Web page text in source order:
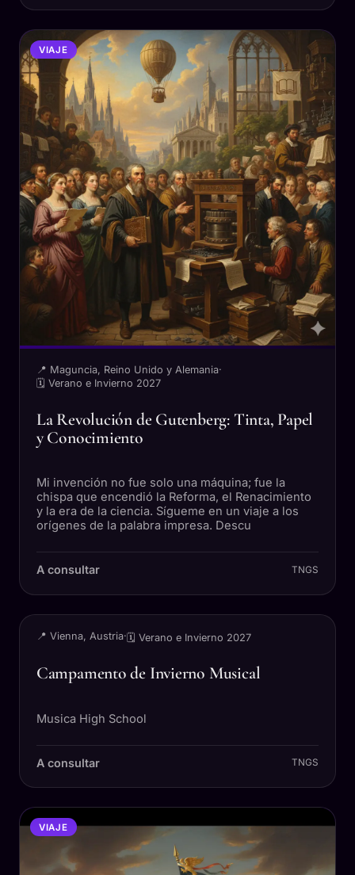
VIAJE
📍 Maguncia, Reino Unido y Alemania·
🗓 Verano e Invierno 2027
La Revolución de Gutenberg: Tinta, Papel
y Conocimiento
Mi invención no fue solo una máquina; fue la
chispa que encendió la Reforma, el Renacimiento
y la era de la ciencia. Sígueme en un viaje a los
orígenes de la palabra impresa. Descu
A consultar TNGS
VIAJE
📍 Vienna, Austria· 🗓 Verano e Invierno 2027
Campamento de Invierno Musical
Musica High School
A consultar TNGS
VIAJE